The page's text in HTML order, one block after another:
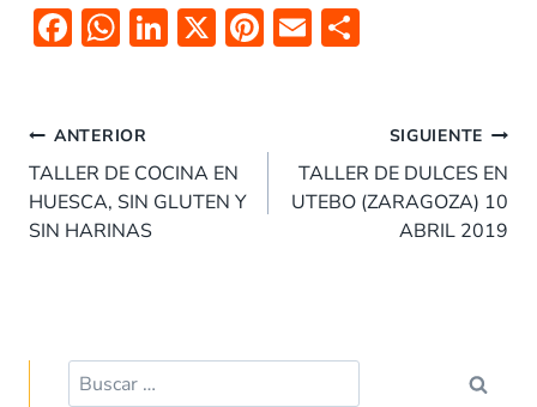
F
b
o
o
W
s
A
p
Li
dI
n
X Pi
es
E
ar
tir
ANTERIOR
TALLER DE COCINA EN
HUESCA, SIN GLUTEN Y
SIN HARINAS
SIGUIENTE
TALLER DE DULCES EN
UTEBO (ZARAGOZA) 10
ABRIL 2019